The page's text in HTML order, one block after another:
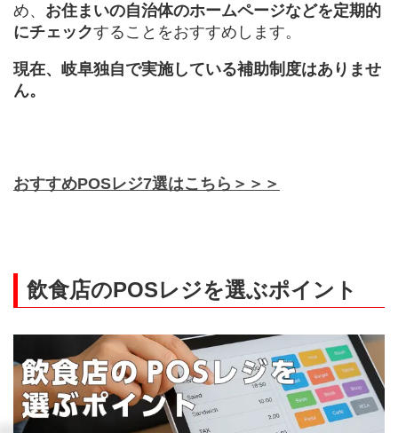
め、 お住まいの自治体のホームページなどを定期的
にチェックすることをおすすめします。
現在、岐阜独自で実施している補助制度はありませ
ん。
おすすめPOSレジ7選はこちら＞＞＞
飲食店のPOSレジを選ぶポイント